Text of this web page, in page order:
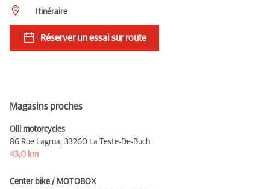
Itinéraire
Réserver un essai sur route
Magasins proches
Olli motorcycles
86 Rue Lagrua, 33260 La Teste-De-Buch
43,0 km
Center bike / MOTOBOX